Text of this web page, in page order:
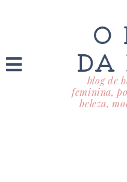
O
blog de
feminina,
beleza,